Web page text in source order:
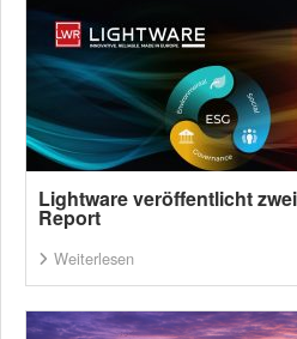
Lightware veröffentlicht
Report
Weiterlesen